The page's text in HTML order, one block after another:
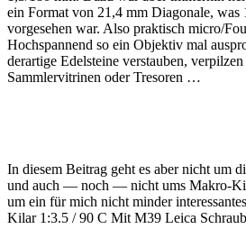
ein Format von 21,4 mm Diagonale, was
vorgesehen war. Also praktisch micro/
Hochspannend so ein Objektiv mal
derartige Edelsteine verstauben,
Sammlervitrinen oder Tresoren …
In diesem Beitrag geht es aber nicht um
und auch — noch — nicht ums Makro-
um ein für mich nicht minder
Kilar 1:3.5 / 90 C Mit M39 Leica